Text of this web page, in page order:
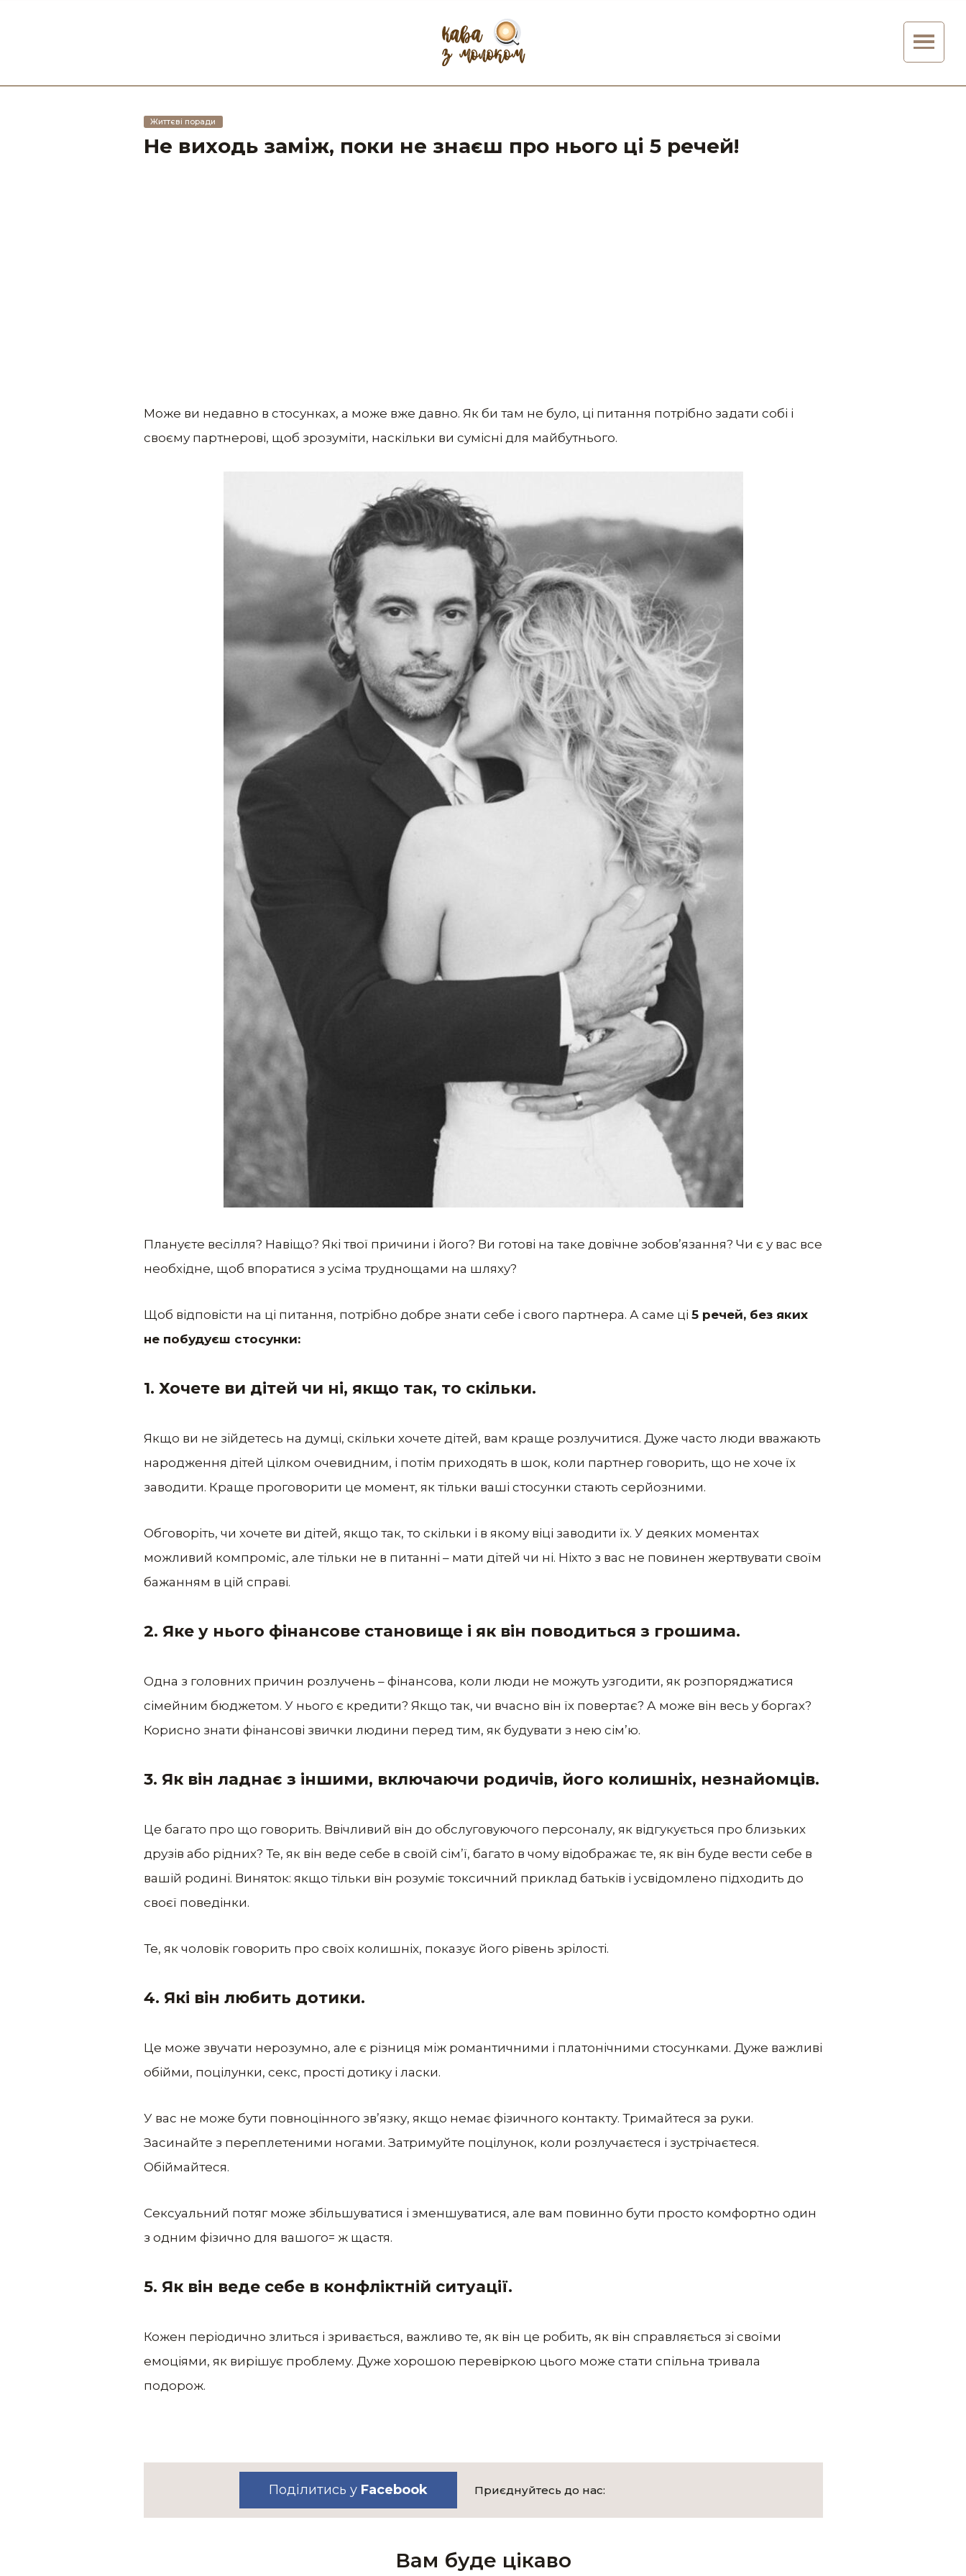
Життєві поради
Не виходь заміж, поки не знаєш про нього ці 5 речей!
Може ви недавно в стосунках, а може вже давно. Як би там не було, ці питання потрібно задати собі і
своєму партнерові, щоб зрозуміти, наскільки ви сумісні для майбутнього.
Плануєте весілля? Навіщо? Які твої причини і його? Ви готові на таке довічне зобов’язання? Чи є у вас все
необхідне, щоб впоратися з усіма труднощами на шляху?
Щоб відповісти на ці питання, потрібно добре знати себе і свого партнера. А саме ці 5 речей, без яких
не побудуєш стосунки:
1. Хочете ви дітей чи ні, якщо так, то скільки.
Якщо ви не зійдетесь на думці, скільки хочете дітей, вам краще розлучитися. Дуже часто люди вважають
народження дітей цілком очевидним, і потім приходять в шок, коли партнер говорить, що не хоче їх
заводити. Краще проговорити це момент, як тільки ваші стосунки стають серйозними.
Обговоріть, чи хочете ви дітей, якщо так, то скільки і в якому віці заводити їх. У деяких моментах
можливий компроміс, але тільки не в питанні – мати дітей чи ні. Ніхто з вас не повинен жертвувати своїм
бажанням в цій справі.
2. Яке у нього фінансове становище і як він поводиться з грошима.
Одна з головних причин розлучень – фінансова, коли люди не можуть узгодити, як розпоряджатися
сімейним бюджетом. У нього є кредити? Якщо так, чи вчасно він їх повертає? А може він весь у боргах?
Корисно знати фінансові звички людини перед тим, як будувати з нею сім’ю.
3. Як він ладнає з іншими, включаючи родичів, його колишніх, незнайомців.
Це багато про що говорить. Ввічливий він до обслуговуючого персоналу, як відгукується про близьких
друзів або рідних? Те, як він веде себе в своїй сім’ї, багато в чому відображає те, як він буде вести себе в
вашій родині. Виняток: якщо тільки він розуміє токсичний приклад батьків і усвідомлено підходить до
своєї поведінки.
Те, як чоловік говорить про своїх колишніх, показує його рівень зрілості.
4. Які він любить дотики.
Це може звучати нерозумно, але є різниця між романтичними і платонічними стосунками. Дуже важливі
обійми, поцілунки, секс, прості дотику і ласки.
У вас не може бути повноцінного зв’язку, якщо немає фізичного контакту. Тримайтеся за руки.
Засинайте з переплетеними ногами. Затримуйте поцілунок, коли розлучаєтеся і зустрічаєтеся.
Обіймайтеся.
Сексуальний потяг може збільшуватися і зменшуватися, але вам повинно бути просто комфортно один
з одним фізично для вашого= ж щастя.
5. Як він веде себе в конфліктній ситуації.
Кожен періодично злиться і зривається, важливо те, як він це робить, як він справляється зі своїми
емоціями, як вирішує проблему. Дуже хорошою перевіркою цього може стати спільна тривала
подорож.
Поділитись у Facebook Приєднуйтесь до нас:
Вам буде цікаво